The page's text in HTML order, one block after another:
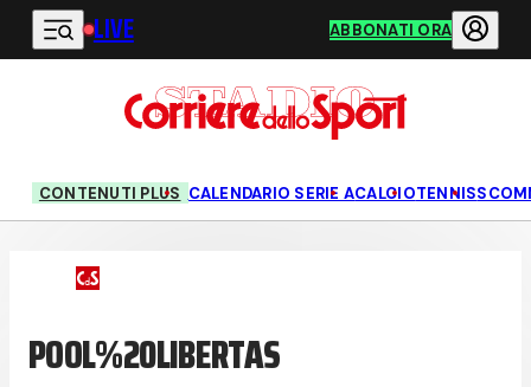
Vai al contenuto principale
LIVE ABBONATI ORA
CONTENUTI PLUS CALENDARIO SERIE ACALCIOTENNIS
POOL%20LIBERTAS